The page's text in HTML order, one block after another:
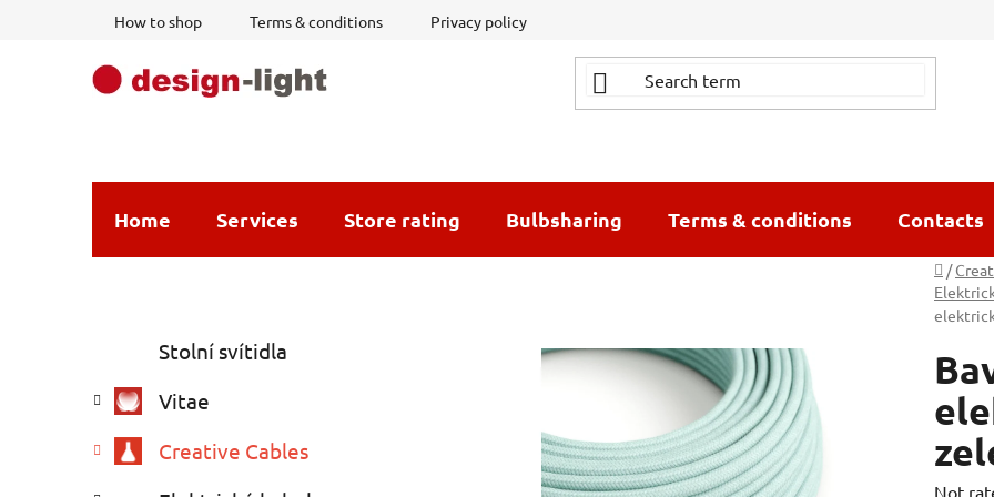
How to shop Terms & conditions Privacy policy
Home Services Store rating Bulbsharing Terms & conditions Contacts
Home
/
d
b
categories
e
o
Stolní svítidla
Vitae
Creative Cables
The
Not